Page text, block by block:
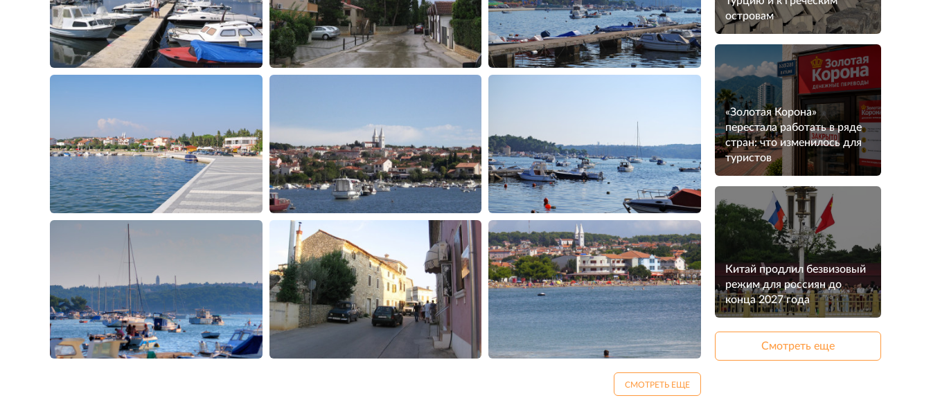
СМОТРЕТЬ ЕЩЕ
островам
«Золотая Корона»
перестала работать в ряде
стран: что изменилось для
туристов
Китай продлил безвизовый
режим для россиян до
конца 2027 года
Смотреть еще